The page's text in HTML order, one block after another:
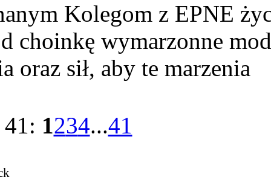
Kolegom z EPNE
choinkę wymarzonne
sił, aby te marzenia
1234...41